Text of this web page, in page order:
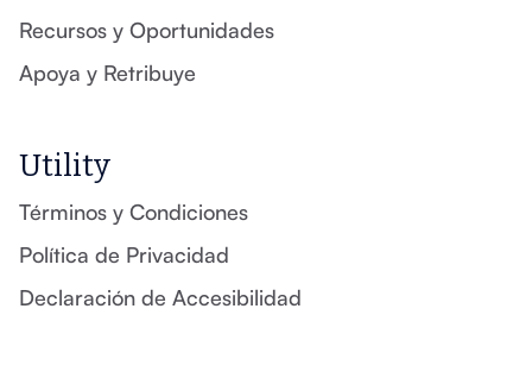
Recursos y Oportunidades
Apoya y Retribuye
Utility
Términos y Condiciones
Política de Privacidad
Declaración de Accesibilidad